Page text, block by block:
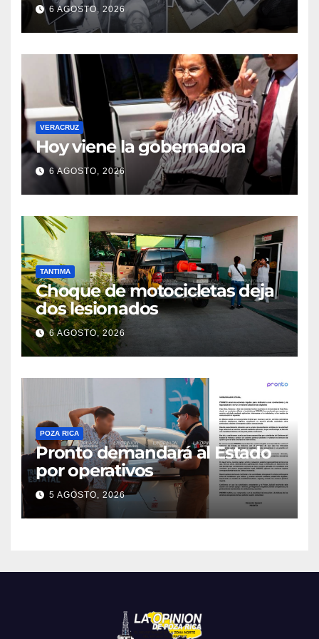
6 AGOSTO, 2026
VERACRUZ
Hoy viene la gobernadora
6 AGOSTO, 2026
TANTIMA
Choque de motocicletas deja
dos lesionados
6 AGOSTO, 2026
POZA RICA
Pronto demandará al Estado
por operativos
5 AGOSTO, 2026